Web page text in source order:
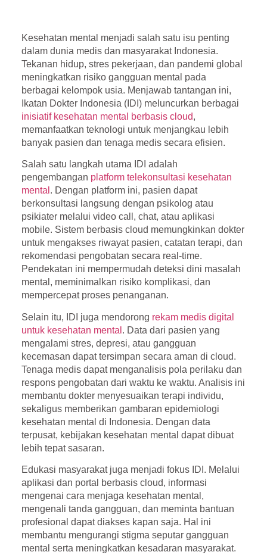
Kesehatan mental menjadi salah satu isu penting
dalam dunia medis dan masyarakat Indonesia.
Tekanan hidup, stres pekerjaan, dan pandemi global
meningkatkan risiko gangguan mental pada
berbagai kelompok usia. Menjawab tantangan ini,
Ikatan Dokter Indonesia (IDI) meluncurkan berbagai
inisiatif kesehatan mental berbasis cloud,
memanfaatkan teknologi untuk menjangkau lebih
banyak pasien dan tenaga medis secara efisien.
Salah satu langkah utama IDI adalah
pengembangan platform telekonsultasi kesehatan
mental . Dengan platform ini, pasien dapat
berkonsultasi langsung dengan psikolog atau
psikiater melalui video call, chat, atau aplikasi
mobile. Sistem berbasis cloud memungkinkan dokter
untuk mengakses riwayat pasien, catatan terapi, dan
rekomendasi pengobatan secara real-time.
Pendekatan ini mempermudah deteksi dini masalah
mental, meminimalkan risiko komplikasi, dan
mempercepat proses penanganan.
Selain itu, IDI juga mendorong rekam medis digital
untuk kesehatan mental . Data dari pasien yang
mengalami stres, depresi, atau gangguan
kecemasan dapat tersimpan secara aman di cloud.
Tenaga medis dapat menganalisis pola perilaku dan
respons pengobatan dari waktu ke waktu. Analisis ini
membantu dokter menyesuaikan terapi individu,
sekaligus memberikan gambaran epidemiologi
kesehatan mental di Indonesia. Dengan data
terpusat, kebijakan kesehatan mental dapat dibuat
lebih tepat sasaran.
Edukasi masyarakat juga menjadi fokus IDI. Melalui
aplikasi dan portal berbasis cloud, informasi
mengenai cara menjaga kesehatan mental,
mengenali tanda gangguan, dan meminta bantuan
profesional dapat diakses kapan saja. Hal ini
membantu mengurangi stigma seputar gangguan
mental serta meningkatkan kesadaran masyarakat.